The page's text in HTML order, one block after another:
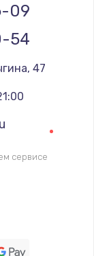
09
54
47
сервисе